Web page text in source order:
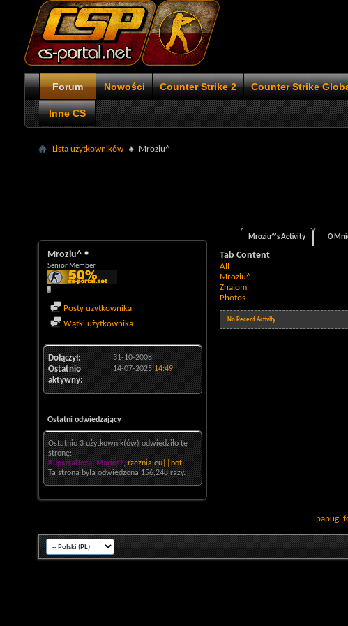
Forum Nowości Counter Strike 2 Counter Strike
Inne CS
Lista użytkowników Mroziu^
Mroziu^
Senior Member
Posty użytkownika
Wątki użytkownika
Dołączył 31-10-2008
Ostatnio
aktywny
14-07-202514:49
Ostatni odwiedzający
Ostatnio 3 użytkownik(ów) odwiedziło tę
stronę:
KupsztalJeza, Mariosz, rzeznia.eu||bot
Ta strona była odwiedzona156,248razy.
Mroziu^'s Activity O
Tab Content
All
Mroziu^
Znajomi
Photos
No Recent Activity
papugi